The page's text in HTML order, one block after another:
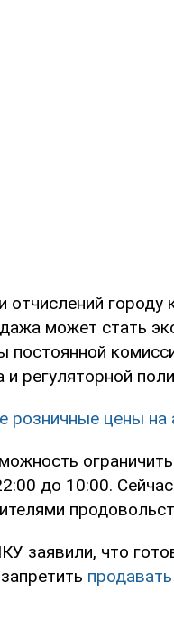
городу
может стать
постоянной
регуляторной
розничные цены на
до 10:00.
заявили, что